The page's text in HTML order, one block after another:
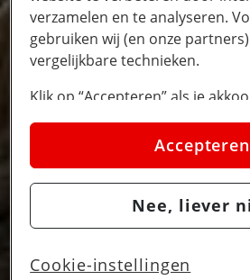
verzamelen en te analyseren.
gebruiken wij (en onze
vergelijkbare technieken.
Klik op “Accepteren” als je
cookies. Kies je voor “Nee,
plaatsen we alleen strikt
de website goed te laten
we geen vormen van
Via cookie instellingen kan je
wijzigen of intrekken op de
Accepteren
Nee, liever
Cookie-instellingen